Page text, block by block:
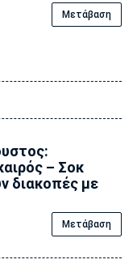
Μετάβαση
– Σoκ
διακοπές με
Μετάβαση